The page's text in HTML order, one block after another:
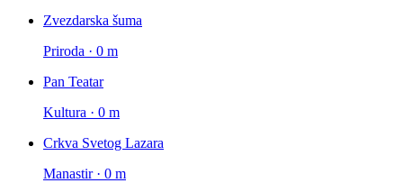
Zvezdarska šuma
Priroda · 0 m
Pan Teatar
Kultura · 0 m
Crkva Svetog Lazara
Manastir · 0 m